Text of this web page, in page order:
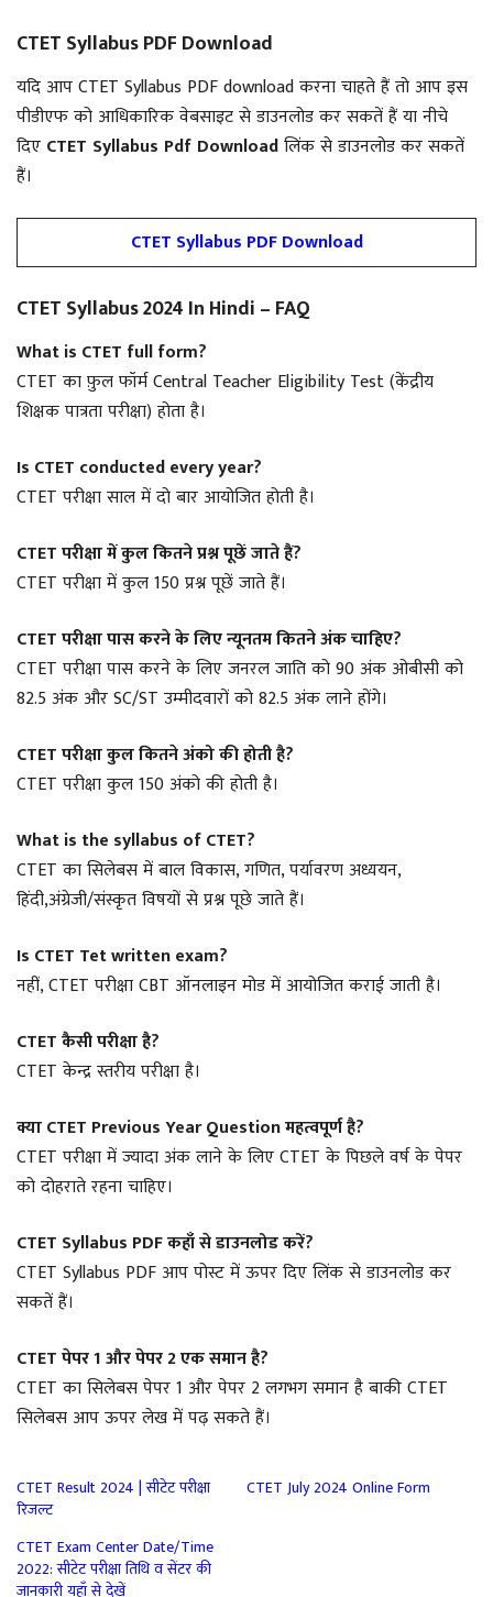
CTET Syllabus PDF Download
यदि आप CTET Syllabus PDF download करना चाहते हैं तो आप इस
पीडीएफ को आधिकारिक वेबसाइट से डाउनलोड कर सकतें हैं या नीचे
दिए CTET Syllabus Pdf Downloadलिंक से डाउनलोड कर सकतें
हैं।
CTET Syllabus PDF Download
CTET Syllabus 2024 In Hindi – FAQ
What is CTET full form?
CTET का फ़ुल फॉर्म Central Teacher Eligibility Test (केंद्रीय
शिक्षक पात्रता परीक्षा) होता है।
Is CTET conducted every year?
CTET परीक्षा साल में दो बार आयोजित होती है।
CTET परीक्षा में कुल कितने प्रश्न पूछें जाते हैं?
CTET परीक्षा में कुल 150 प्रश्न पूछें जाते हैं।
CTET परीक्षा पास करने के लिए न्यूनतम कितने अंक चाहिए?
CTET परीक्षा पास करने के लिए जनरल जाति को 90 अंक ओबीसी को
82.5 अंक और SC/ST उम्मीदवारों को 82.5 अंक लाने होंगे।
CTET परीक्षा कुल कितने अंको की होती है?
CTET परीक्षा कुल 150 अंको की होती है।
What is the syllabus of CTET?
CTET का सिलेबस में बाल विकास, गणित, पर्यावरण अध्ययन,
हिंदी,अंग्रेजी/संस्कृत विषयों से प्रश्न पूछे जाते हैं।
Is CTET Tet written exam?
नहीं, CTET परीक्षा CBT ऑनलाइन मोड में आयोजित कराई जाती है।
CTET कैसी परीक्षा है?
CTET केन्द्र स्तरीय परीक्षा है।
क्या CTET Previous Year Question महत्वपूर्ण है?
CTET परीक्षा में ज्यादा अंक लाने के लिए CTET के पिछले वर्ष के पेपर
को दोहराते रहना चाहिए।
CTET Syllabus PDF कहाँ से डाउनलोड करें?
CTET Syllabus PDF आप पोस्ट में ऊपर दिए लिंक से डाउनलोड कर
सकतें हैं।
CTET पेपर 1 और पेपर 2 एक समान है?
CTET का सिलेबस पेपर 1 और पेपर 2 लगभग समान है बाकी CTET
सिलेबस आप ऊपर लेख में पढ़ सकते हैं।
CTET Result 2024 | सीटेट परीक्षा
रिजल्ट
CTET July 2024 Online Form
CTET Exam Center Date/Time
2022: सीटेट परीक्षा तिथि व सेंटर की
जानकारी यहाँ से देखें